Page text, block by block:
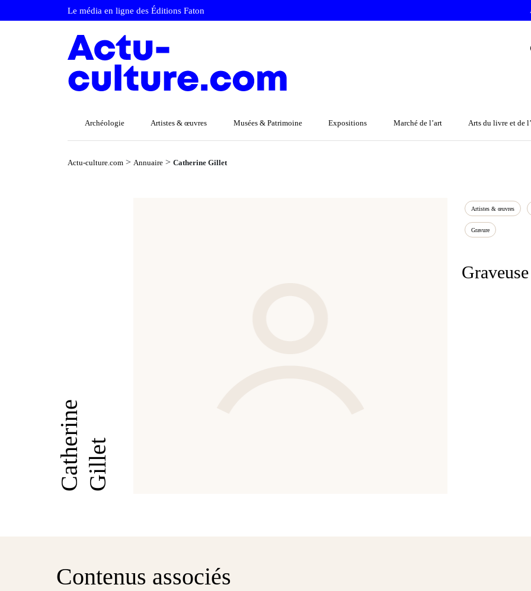
Le média en ligne des Éditions Faton
Archéologie Artistes & œuvres Musées & Patrimoine Expositions Marché de l’art Arts du livre et de
Actu-culture.com > Annuaire > Catherine Gillet
Catherine Gillet
Artistes & œuvres
Gravure
Contenus associés